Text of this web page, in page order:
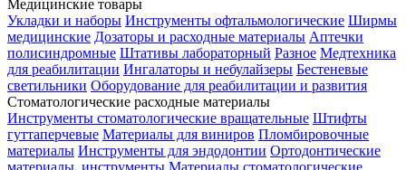
Медицинские товары
Укладки и наборы Инструменты офтальмологические Ширмы
медицинские Дозаторы и расходные материалы Аптечки
полисиндромные Штативы лабораторный Разное Медтехника
для реабилитации Ингалаторы и небулайзеры Бестеневые
светильники Оборудование для реабилитации и развития
Стоматологические расходные материалы
Инструменты стоматологические вращательные Штифты
гуттаперчевые Материалы для виниров Пломбировочные
материалы Инструменты для эндодонтии Ортодонтические
материалы, инструменты Материалы стоматологические